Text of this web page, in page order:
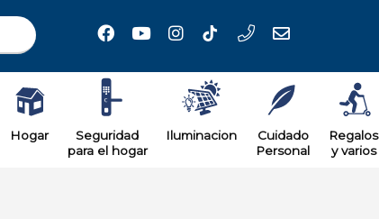
Hogar
Seguridad
para el hogar
Iluminacion
Cuidado
Personal
Regalos
y varios